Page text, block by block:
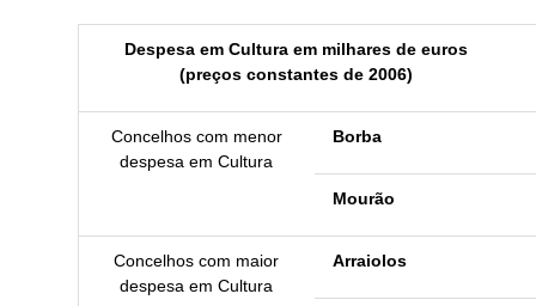
Despesa em Cultura em milhares de euros
(preços constantes de 2006)
Concelhos com menor
despesa em Cultura
Borba
Mourão
Concelhos com maior
despesa em Cultura
Arraiolos